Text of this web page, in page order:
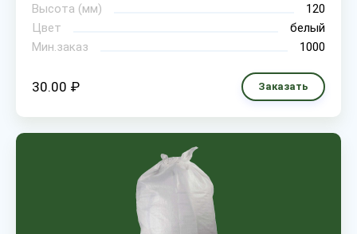
Высота (мм)
120
Цвет
белый
Мин.заказ
1000
30.00 ₽ Заказать